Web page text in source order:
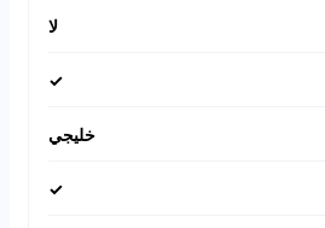
لا
✓
خليجي
✓